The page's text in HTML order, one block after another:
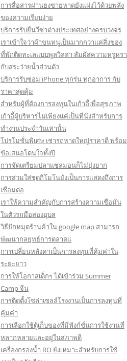
การสื่อสารผ่านธงชายหาดยังแฝงไว้ด้วยพลัง
ของความเรียบง่าย
บริการรับยื่นวีซ่าต่างประเทศอย่างครบวงจร
เราเข้าใจว่าผ้าขนหนูเป็นมากกว่าแค่สิ่งของ
ที่พักติดทะเลแบบพูลวิลล่า สัมผัสความหรูหรา
กับสระว่ายน้ำส่วนตัว
บริการรับซ่อม iPhone ทุกรุ่น ทุกอาการ กับ
ราคาสุดคุ้ม
สำหรับผู้ที่ต้องการลงทุนในเก้าอี้เพื่อสุขภาพ
เก้าอี้ผู้บริหารไม่เพียงแค่เป็นที่นั่งสำหรับการ
ทำงานประจำวันเท่านั้น
โปรโมชั่นพิเศษ เช่ารถหาดใหญ่ราคาดี พร้อม
ข้อเสนอโดนใจทั้งปี
การจัดเตรียมปลาแซลมอนก็ไม่ยุ่งยาก
การสวมใส่ชุดกิโมโนยังเป็นการแสดงถึงการ
เชื่อมต่อ
เราให้ความสำคัญกับการสร้างความเชื่อมั่น
ในตัวรถมือสองอุบล
วิธีปักหมุดร้านค้าใน google map สามารถ
พัฒนากลยุทธ์การตลาดแ
การเปลี่ยนหลังคาเป็นการลงทุนที่คุ้มค่าใน
ระยะยาว
การให้โอกาสเด็กๆ ได้เข้าร่วม Summer
Camp จีน
การติดตั้งโซล่าเซลล์โรงงานเป็นการลงทุนที่
คุ้มค่า
การเลือกใช้ตู้เก็บของที่มีฟังก์ชั่นการใช้งานที่
หลากหลายและอยู่ในสภาพดี
เครื่องกรองน้ำ RO ยังเหมาะสำหรับการใช้